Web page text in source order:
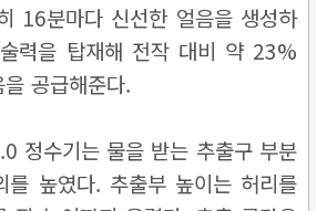
16분마다 신선한 얼음을 생성하
력을 탑재해 전작 대비 약 23%
공급해준다.
정수기는 물을 받는 추출구 부분
를 높였다. 추출부 높이는 허리를